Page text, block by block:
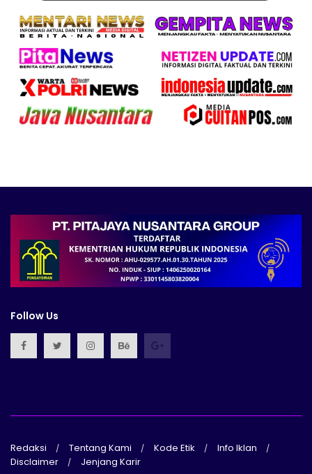
Follow Us
Redaksi Tentang Kami Kode Etik
Info Iklan
Disclaimer
Jenjang Karir